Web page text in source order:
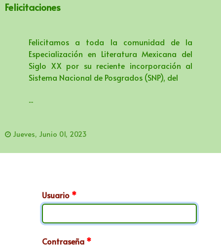
Felicitaciones
Felicitamos a toda la comunidad de la
Especialización en Literatura Mexicana del
Siglo XX por su reciente incorporación al
Sistema Nacional de Posgrados (SNP), del
...
Jueves, Junio 01, 2023
Usuario *
Contraseña *